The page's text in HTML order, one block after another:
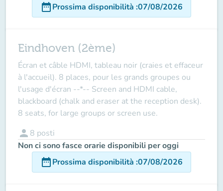
date_rangeProssima disponibilità :07/08/2026
Eindhoven (2ème)
Écran et câble HDMI, tableau noir (craies et effaceur
à l'accueil). 8 places, pour les grands groupes ou
l'usage d'écran --*-- Screen and HDMI cable,
blackboard (chalk and eraser at the reception desk).
8 seats, for large groups or screen use.
person 8 posti
Non ci sono fasce orarie disponibili per oggi
date_rangeProssima disponibilità :07/08/2026